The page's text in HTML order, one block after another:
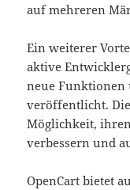
auf mehreren
Ein weiterer
aktive
neue Funktionen
veröffentlicht.
Möglichkeit,
verbessern und
OpenCart bietet